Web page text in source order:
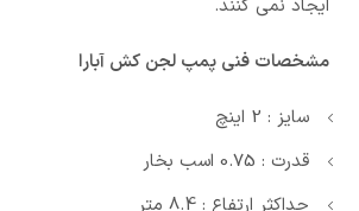
ایجاد نمی کنند.
مشخصات فنی پمپ لجن کش آبارا
سایز : 2 اینچ
قدرت : 0.75 اسب بخار